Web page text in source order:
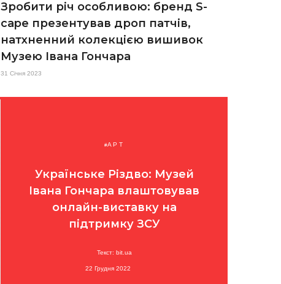
Зробити річ особливою: бренд S-
cape презентував дроп патчів,
натхненний колекцією вишивок
Музею Івана Гончара
31 Січня 2023
АРТ
Українське Різдво: Музей
Івана Гончара влаштовував
онлайн-виставку на
підтримку ЗСУ
Текст: bit.ua
22 Грудня 2022